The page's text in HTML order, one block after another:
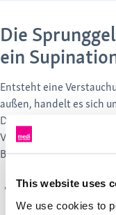
This website uses
We use cookies to
Die
ein
Entsteht eine
außen, handelt es sich
Distorsionen ereignen
Verletzungen, die durch
Beispiel:
Außenbandriss oder
Außenband (ATFL)